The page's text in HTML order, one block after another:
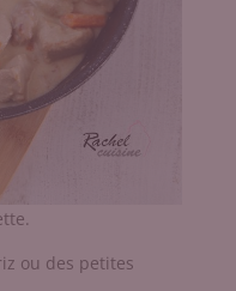
ou des petites